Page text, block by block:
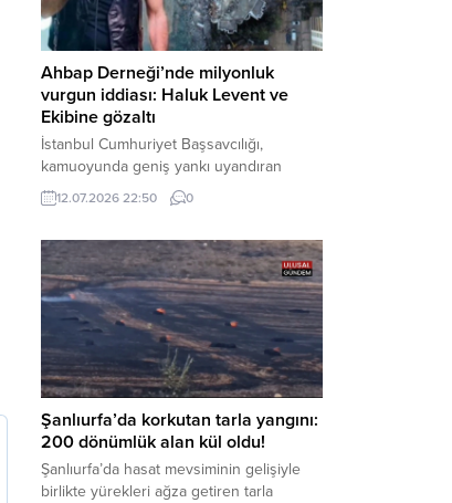
U.Y. ve...
Ahbap Derneği’nde milyonluk
vurgun iddiası: Haluk Levent ve
Ekibine gözaltı
İstanbul Cumhuriyet Başsavcılığı,
kamuoyunda geniş yankı uyandıran
Ahbap Derneği’ne yönelik kapsamlı bir
soruşturma başlattığını ve Dernek
şüphelilerin gözaltına alındığını açıkladı.
Yürütülen tahkikatın “Dernekler
Kanunu’na muhalefet”, “suçtan
kaynaklanan mal varlığı değerlerini
aklama” ve “örgüt” suçlamaları
kapsamında derinleştirildiği bildirildi.
Haber Merkezi – Soruşturmanın
odağında, özellikle 6 Şubat...
12.07.2026 22:50 0
Şanlıurfa’da korkutan tarla yangını:
200 dönümlük alan kül oldu!
Şanlıurfa’da hasat mevsiminin gelişiyle
birlikte yürekleri ağza getiren tarla